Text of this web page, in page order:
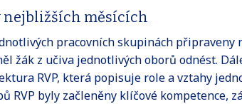
nejbližších měsících
pracovních skupinách připraveny
žák z učiva jednotlivých oborů odnést.
RVP, která popisuje role a vztahy
RVP byly začleněny klíčové kompetence,